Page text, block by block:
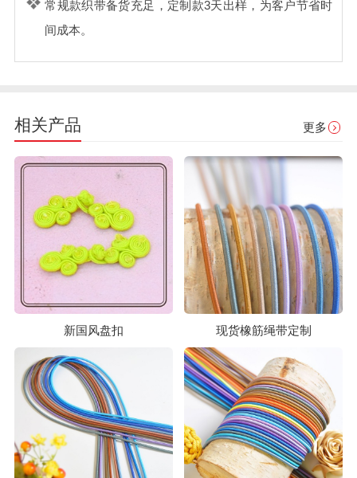
常规款织带备货充足，定制款3天出样，为客户节省时
间成本。
相关产品 更多
新国风盘扣 现货橡筋绳带定制